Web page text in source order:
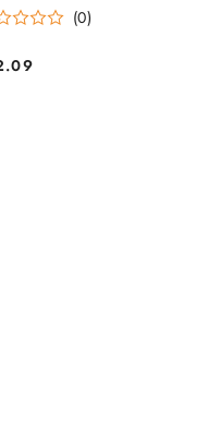
(0)